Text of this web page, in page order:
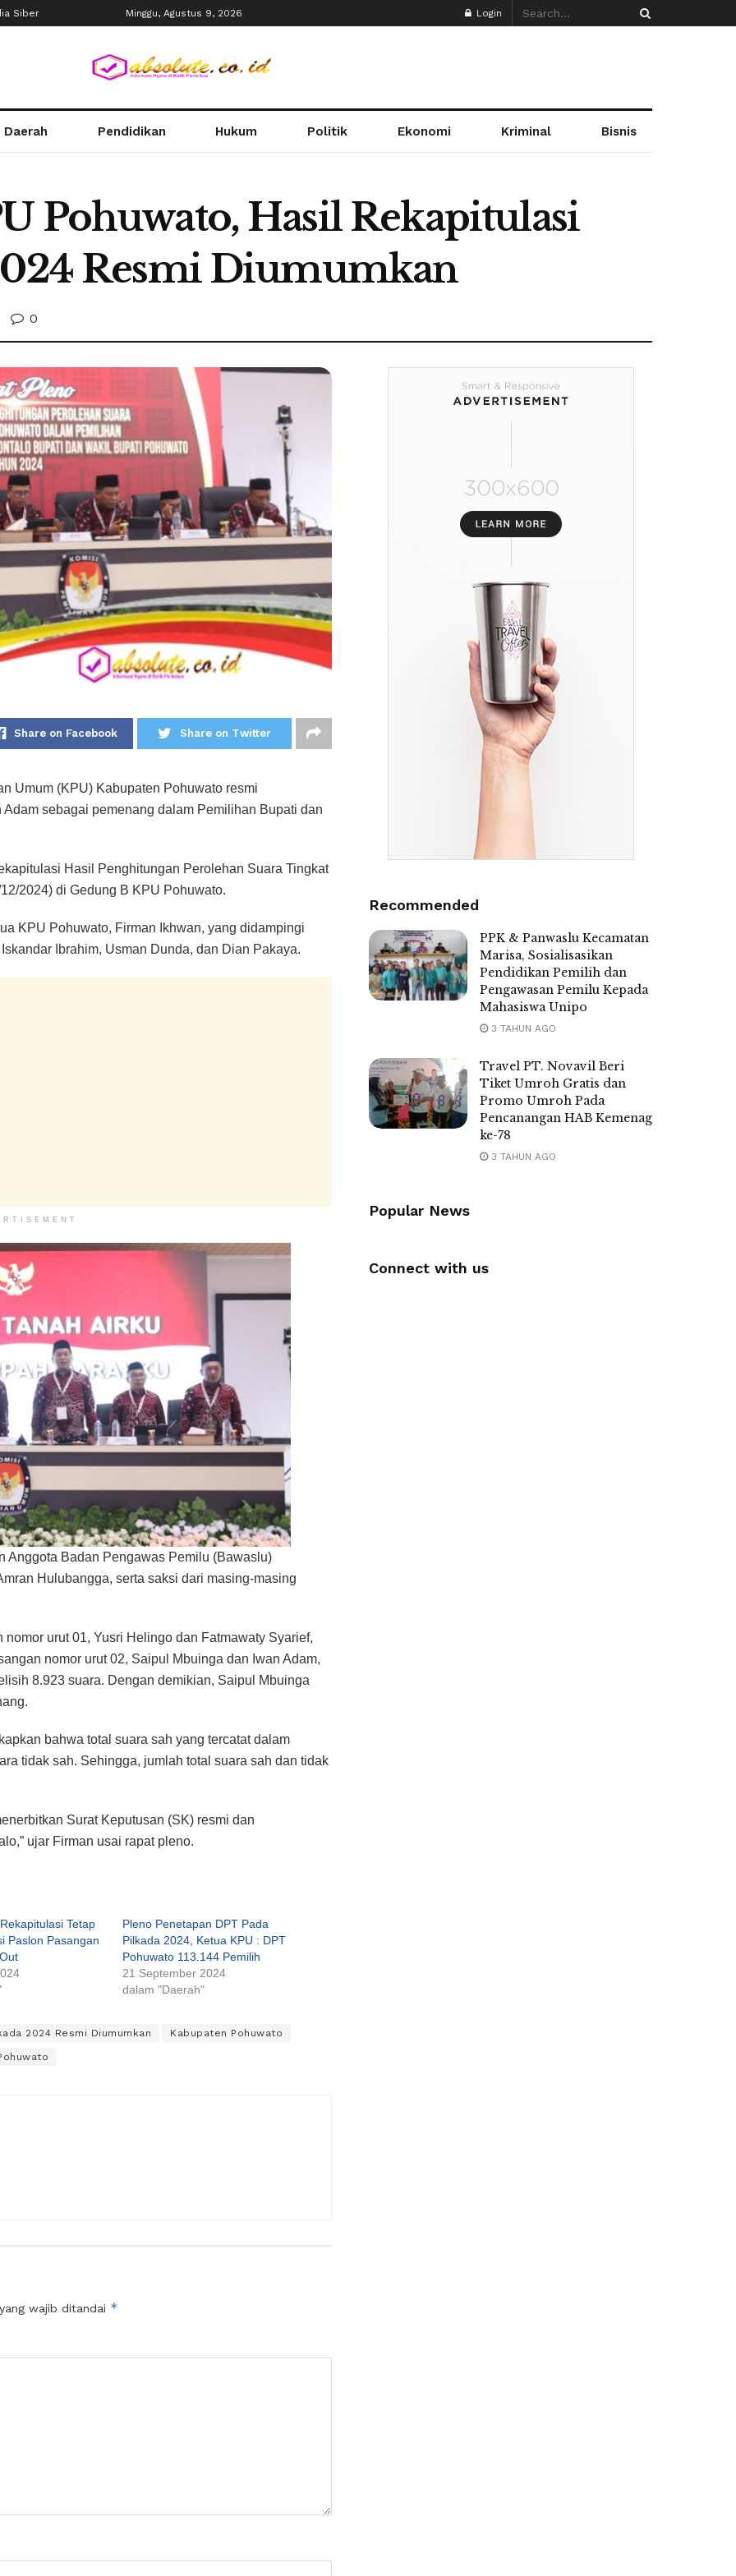
Siber Minggu, Agustus 9, 2026 Login
Daerah Pendidikan Hukum Politik Ekonomi Kriminal Bisnis
Pohuwato, Hasil Rekapitulasi
Resmi Diumumkan
0
Share on Facebook Share on Twitter
Umum (KPU) Kabupaten Pohuwato resmi
sebagai pemenang dalam Pemilihan Bupati dan
Hasil Penghitungan Perolehan Suara Tingkat
2024) di Gedung B KPU Pohuwato.
KPU Pohuwato, Firman Ikhwan, yang didampingi
Ibrahim, Usman Dunda, dan Dian Pakaya.
Anggota Badan Pengawas Pemilu (Bawaslu)
Hulubangga, serta saksi dari masing-masing
urut 01, Yusri Helingo dan Fatmawaty Syarief,
nomor urut 02, Saipul Mbuinga dan Iwan Adam,
8.923 suara. Dengan demikian, Saipul Mbuinga
bahwa total suara sah yang tercatat dalam
tidak sah. Sehingga, jumlah total suara sah dan tidak
Surat Keputusan (SK) resmi dan
ujar Firman usai rapat pleno.
Tetap
Paslon Pasangan
Pleno Penetapan DPT Pada
Pilkada 2024, Ketua KPU : DPT
Pohuwato 113.144 Pemilih
21 September 2024
dalam "Daerah"
2024 Resmi Diumumkan Kabupaten Pohuwato
wajib ditandai *
Recommended
PPK & Panwaslu Kecamatan
Marisa, Sosialisasikan
Pendidikan Pemilih dan
Pengawasan Pemilu Kepada
Mahasiswa Unipo
3 TAHUN AGO
Travel PT. Novavil Beri
Tiket Umroh Gratis dan
Promo Umroh Pada
Pencanangan HAB Kemenag
ke-78
3 TAHUN AGO
Popular News
Connect with us